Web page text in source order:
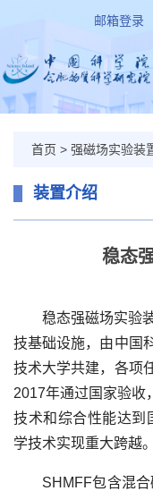
邮箱登录
首页 > 强磁场实验装
装置介绍
稳态
稳态强磁场实验
技基础设施，由中国
技术大学共建，各项
2017年通过国家验收
技术和综合性能达到
学技术实现重大跨越。
SHMFF包含混